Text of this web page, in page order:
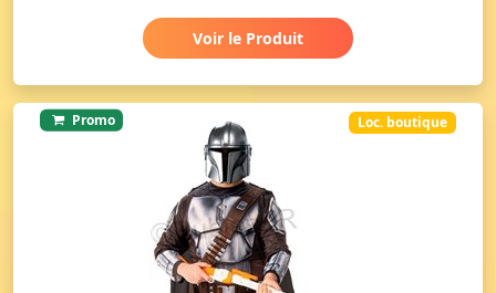
Voir le Produit
Promo Loc. boutique